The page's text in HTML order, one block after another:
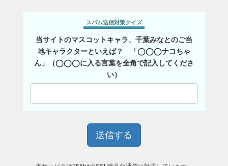
スパム送信対策クイズ
当サイトのマスコットキャラ、千葉みなとのご当
地キャラクターといえば？ 「◯◯◯ナコちゃ
ん」（◯◯◯に入る言葉を全角で記入してくださ
い）